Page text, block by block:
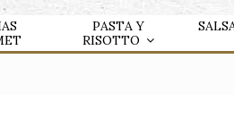
PASTA Y
RISOTTO